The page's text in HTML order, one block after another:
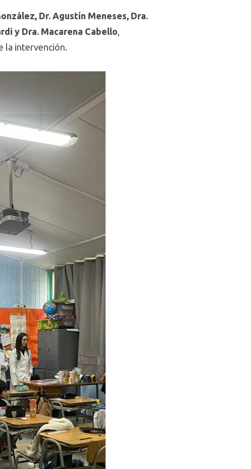
Dr. Agustín Meneses, Dra.
y Dra. Macarena Cabello,
la intervención.